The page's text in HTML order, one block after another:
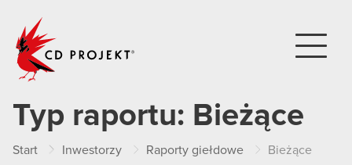
Typ raportu: Bieżące
Start Inwestorzy Raporty giełdowe Bieżące